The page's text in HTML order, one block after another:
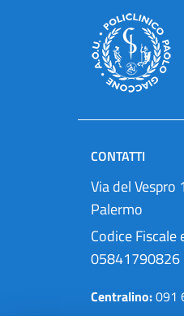
CONTATTI
Via del Vespro
Palermo
Codice Fiscale
05841790826
Centralino:091
Pec: